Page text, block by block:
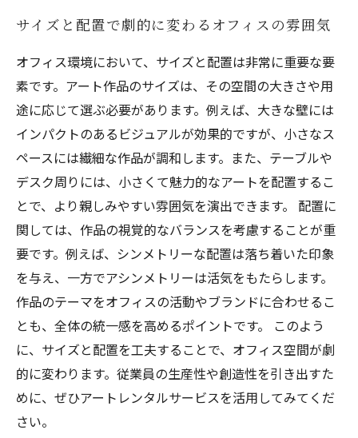
サイズと配置で劇的に変わるオフィスの雰囲気
オフィス環境において、サイズと配置は非常に重要な要
素です。アート作品のサイズは、その空間の大きさや用
途に応じて選ぶ必要があります。例えば、大きな壁には
インパクトのあるビジュアルが効果的ですが、小さなス
ペースには繊細な作品が調和します。また、テーブルや
デスク周りには、小さくて魅力的なアートを配置するこ
とで、より親しみやすい雰囲気を演出できます。 配置に
関しては、作品の視覚的なバランスを考慮することが重
要です。例えば、シンメトリーな配置は落ち着いた印象
を与え、一方でアシンメトリーは活気をもたらします。
作品のテーマをオフィスの活動やブランドに合わせるこ
とも、全体の統一感を高めるポイントです。 このよう
に、サイズと配置を工夫することで、オフィス空間が劇
的に変わります。従業員の生産性や創造性を引き出すた
めに、ぜひアートレンタルサービスを活用してみてくだ
さい。